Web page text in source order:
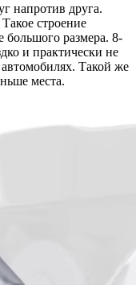
напротив друга.
строение
размера. 8-
и практически не
Такой же
места.